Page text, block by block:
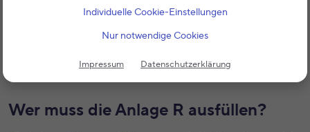
Individuelle Cookie-Einstellungen
Nur notwendige Cookies
Impressum Datenschutzerklärung
Altersvorsorge
Seite 2 (Zeilen 52 bis 59) – Werbungskosten
Ähnliche Beiträge:
Wer muss die Anlage R ausfüllen?